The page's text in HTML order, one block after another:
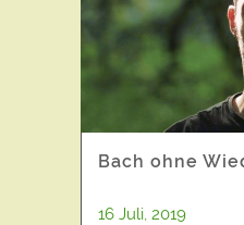
Bach ohne
16 Juli, 2019